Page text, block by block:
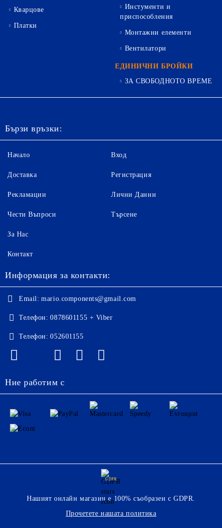
Кварцове
Платки
Инстументи и
приспособления
Монтажни елементи
Вентилатори
ЕДИНИЧНИ БРОЙКИ
ЗА СВОБОДНОТО ВРЕМЕ
Бързи връзки:
Начало
Доставка
Рекламации
Чести Въпроси
Вход
Регистрация
Лични Данни
Търсене
За Нас
Контакт
Информация за контакти:
Email: mario.components@gmail.com
Телефон: 0878601155 + Viber
Телефон: 052601155
Ние работим с
GDPR
Нашият онлайн магазин е 100% съобразен с GDPR.
Прочетете нашата политика